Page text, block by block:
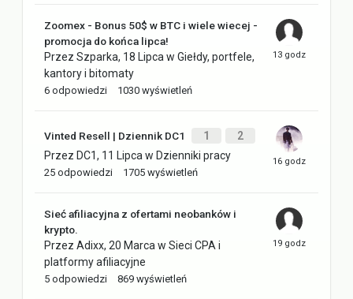
Zoomex - Bonus 50$ w BTC i wiele wiecej -
promocja do końca lipca!
Przez Szparka, 18 Lipca w Giełdy, portfele,
kantory i bitomaty
6 odpowiedzi 1030 wyświetleń
Vinted Resell | Dziennik DC1 1
2
Przez DC1, 11 Lipca w Dzienniki pracy
25 odpowiedzi 1705 wyświetleń
Sieć afiliacyjna z ofertami neobanków i
krypto.
Przez Adixx, 20 Marca w Sieci CPA i
platformy afiliacyjne
5 odpowiedzi 869 wyświetleń